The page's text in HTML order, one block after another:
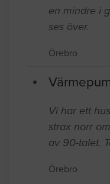
en mindre i
ses över.
Örebro
Vi har ett
strax norr
av 90-talet.
Örebro